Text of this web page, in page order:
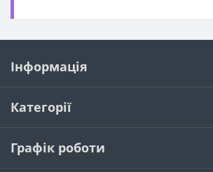
Інформація
Категорії
Графік роботи